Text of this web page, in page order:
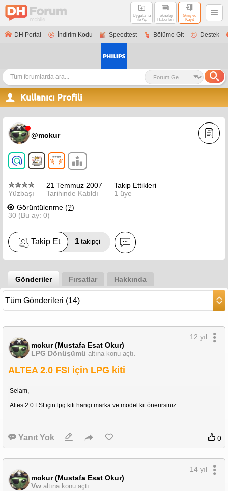
Uygulama
ile Aç
Teknoloji
Haberleri
Giriş ve
Kayıt
DH Portal İndirim Kodu Speedtest Bölüme Git Destek
Kullanıcı Profili
@mokur
Yüzbaşı
21 Temmuz 2007
Tarihinde Katıldı
Takip Ettikleri
1 üye
Görüntülenme (?)
30 (Bu ay: 0)
Takip Et 1 takipçi
Gönderiler Fırsatlar Hakkında
mokur (Mustafa Esat Okur)
LPG Dönüşümü altına konu açtı.
12 yıl
ALTEA 2.0 FSI için LPG kiti
Selam,
Altes 2.0 FSI için lpg kiti hangi marka ve model kit önerirsiniz.
Yanıt Yok 0
mokur (Mustafa Esat Okur)
Vw altına konu açtı.
14 yıl